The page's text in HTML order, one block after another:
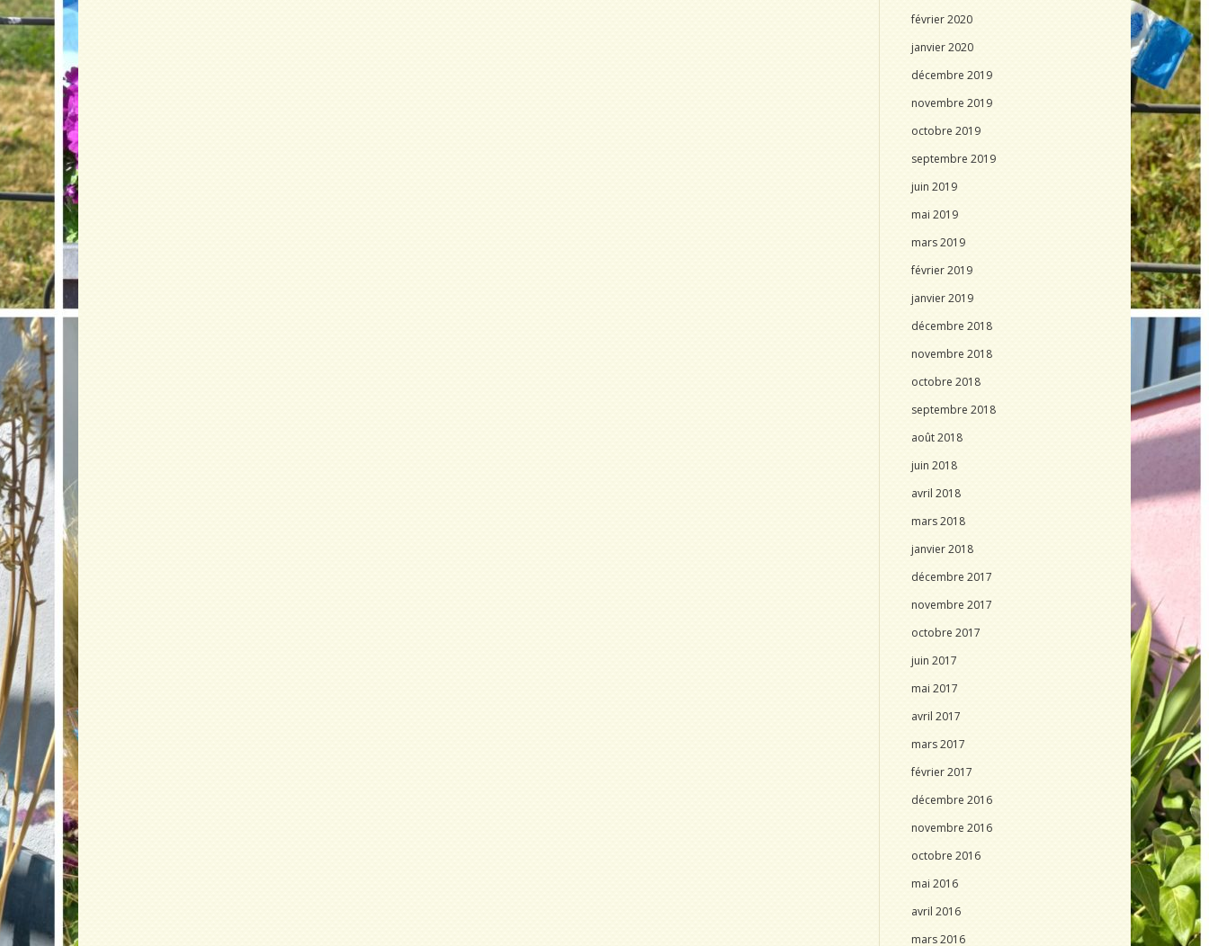
février 2020
janvier 2020
décembre 2019
novembre 2019
octobre 2019
septembre 2019
juin 2019
mai 2019
mars 2019
février 2019
janvier 2019
décembre 2018
novembre 2018
octobre 2018
septembre 2018
août 2018
juin 2018
avril 2018
mars 2018
janvier 2018
décembre 2017
novembre 2017
octobre 2017
juin 2017
mai 2017
avril 2017
mars 2017
février 2017
décembre 2016
novembre 2016
octobre 2016
mai 2016
avril 2016
mars 2016